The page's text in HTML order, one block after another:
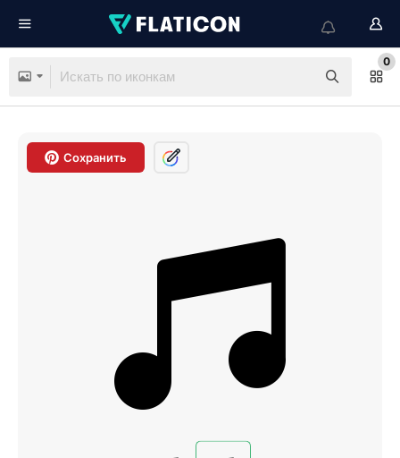
0
Сохранить